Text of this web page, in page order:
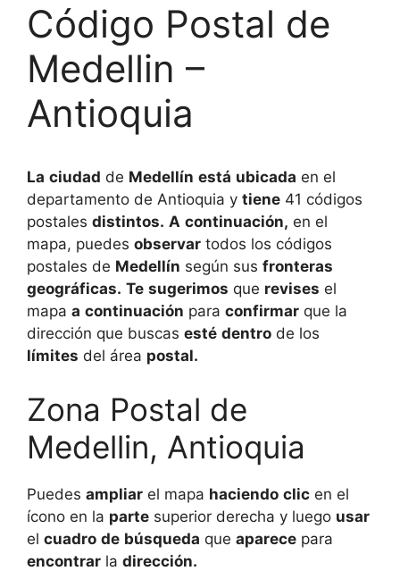
Código Postal de
Medellin –
Antioquia
La ciudad de Medellín está ubicada en el
departamento de Antioquia y tiene 41 códigos
postales distintos. A continuación, en el
mapa, puedes observar todos los códigos
postales de Medellín según sus fronteras
geográficas. Te sugerimos que revises el
mapa a continuación para confirmar que la
dirección que buscas esté dentro de los
límites del área postal.
Zona Postal de
Medellin, Antioquia
Puedes ampliar el mapa haciendo clic en el
ícono en la parte superior derecha y luego usar
el cuadro de búsqueda que aparece para
encontrar la dirección.